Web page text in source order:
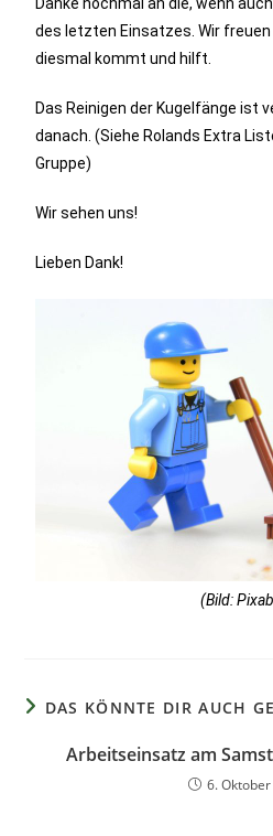
Danke nochmal an die, wenn
des letzten Einsatzes. Wir freuen
diesmal kommt und hilft.
Das Reinigen der Kugelfänge ist
danach. (Siehe Rolands Extra
Gruppe)
Wir sehen uns!
Lieben Dank!
(Bild:
DAS KÖNNTE DIR AUCH
Arbeitseinsatz am
6.